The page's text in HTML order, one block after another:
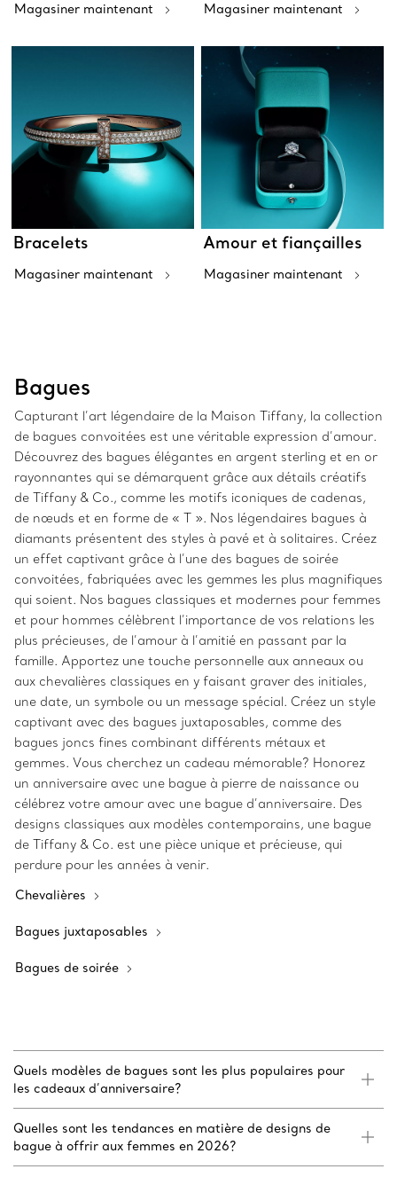
Magasiner maintenant Magasiner maintenant
Bracelets
Magasiner maintenant
Amour et fiançailles
Magasiner maintenant
Bagues
Capturant l’art légendaire de la Maison Tiffany, la collection
de bagues convoitées est une véritable expression d’amour.
Découvrez des bagues élégantes en argent sterling et en or
rayonnantes qui se démarquent grâce aux détails créatifs
de Tiffany & Co., comme les motifs iconiques de cadenas,
de nœuds et en forme de « T ». Nos légendaires bagues à
diamants présentent des styles à pavé et à solitaires. Créez
un effet captivant grâce à l’une des bagues de soirée
convoitées, fabriquées avec les gemmes les plus magnifiques
qui soient. Nos bagues classiques et modernes pour femmes
et pour hommes célèbrent l’importance de vos relations les
plus précieuses, de l’amour à l’amitié en passant par la
famille. Apportez une touche personnelle aux anneaux ou
aux chevalières classiques en y faisant graver des initiales,
une date, un symbole ou un message spécial. Créez un style
captivant avec des bagues juxtaposables, comme des
bagues joncs fines combinant différents métaux et
gemmes. Vous cherchez un cadeau mémorable? Honorez
un anniversaire avec une bague à pierre de naissance ou
célébrez votre amour avec une bague d’anniversaire. Des
designs classiques aux modèles contemporains, une bague
de Tiffany & Co. est une pièce unique et précieuse, qui
perdure pour les années à venir.
Chevalières
Bagues juxtaposables
Bagues de soirée
Quels modèles de bagues sont les plus populaires pour
les cadeaux d’anniversaire?
Quelles sont les tendances en matière de designs de
bague à offrir aux femmes en 2026?